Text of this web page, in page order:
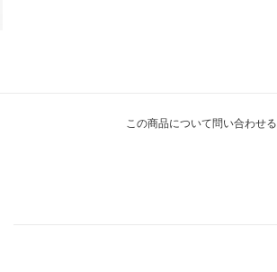
この商品について問い合わせる